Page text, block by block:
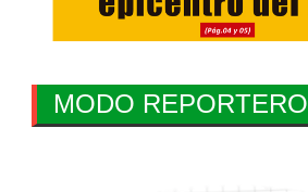
MODO REPORTERO